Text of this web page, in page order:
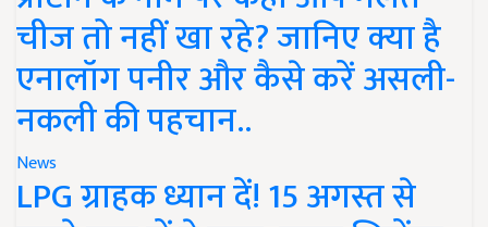
चीज तो नहीं खा रहे? जानिए क्या है
एनालॉग पनीर और कैसे करें असली-
नकली की पहचान..
News
LPG ग्राहक ध्यान दें! 15 अगस्त से